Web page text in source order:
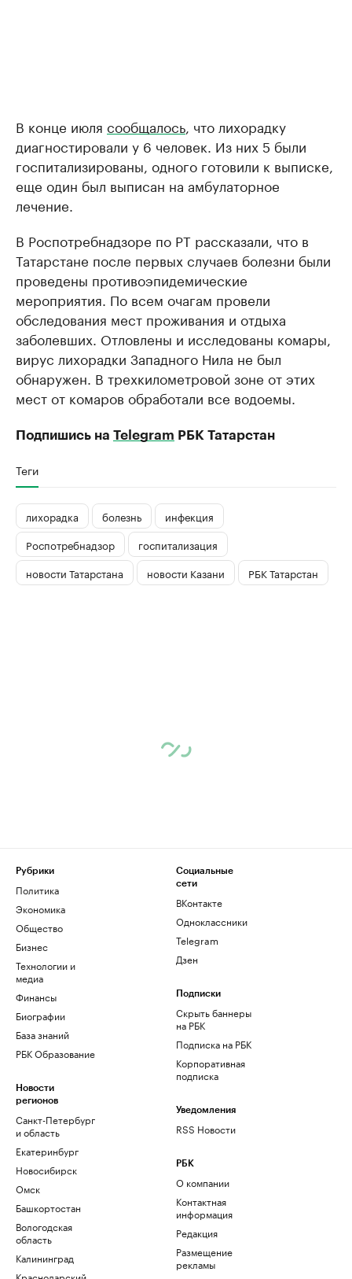
В конце июля сообщалось, что лихорадку
диагностировали у 6 человек. Из них 5 были
госпитализированы, одного готовили к выписке,
еще один был выписан на амбулаторное
лечение.
В Роспотребнадзоре по РТ рассказали, что в
Татарстане после первых случаев болезни были
проведены противоэпидемические
мероприятия. По всем очагам провели
обследования мест проживания и отдыха
заболевших. Отловлены и исследованы комары,
вирус лихорадки Западного Нила не был
обнаружен. В трехкилометровой зоне от этих
мест от комаров обработали все водоемы.
Подпишись на Telegram РБК Татарстан
Теги
лихорадка болезнь
инфекция
Роспотребнадзор
госпитализация
новости Татарстана
новости Казани РБК Татарстан
Рубрики
Политика
Экономика
Общество
Бизнес
Технологии и
медиа
Финансы
Биографии
База знаний
РБК Образование
Новости
регионов
Санкт-Петербург
и область
Екатеринбург
Новосибирск
Омск
Башкортостан
Вологодская
область
Калининград
Социальные
сети
ВКонтакте
Одноклассники
Telegram
Дзен
Подписки
Скрыть баннеры
на РБК
Подписка на РБК
Корпоративная
подписка
Уведомления
RSS Новости
РБК
О компании
Контактная
информация
Редакция
Размещение
рекламы